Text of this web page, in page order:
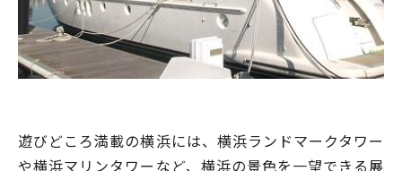
遊びどころ満載の横浜には、横浜ランドマークタワー
や横浜マリンタワーなど、横浜の景色を一望できる展